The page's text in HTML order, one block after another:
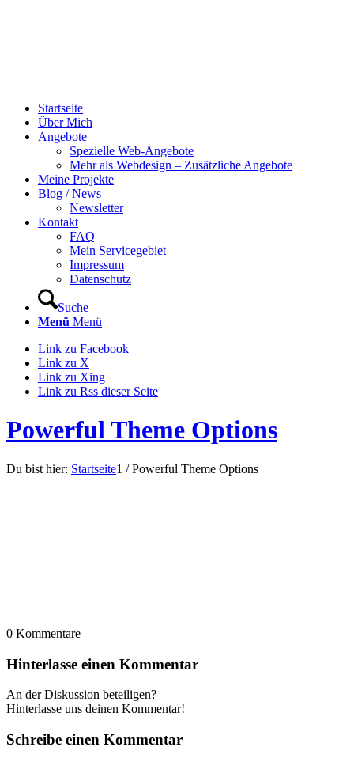
Startseite
Über Mich
Angebote
Spezielle Web-Angebote
Mehr als Webdesign – Zusätzliche Angebote
Meine Projekte
Blog / News
Newsletter
Kontakt
FAQ
Mein Servicegebiet
Impressum
Datenschutz
Suche
Menü Menü
Link zu Facebook
Link zu X
Link zu Xing
Link zu Rss dieser Seite
Powerful Theme Options
Du bist hier: Startseite1 / Powerful Theme Options
0 Kommentare
Hinterlasse einen Kommentar
An der Diskussion beteiligen?
Hinterlasse uns deinen Kommentar!
Schreibe einen Kommentar